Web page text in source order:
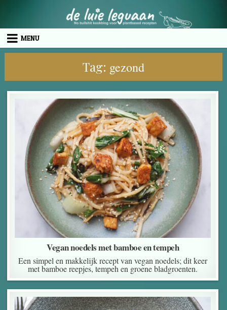
MENU
Tag: gezond
Vegan noedels met bamboe en tempeh
Een simpel en makkelijk recept van vegan noedels; dit keer
met bamboe reepjes, tempeh en groene bladgroenten.